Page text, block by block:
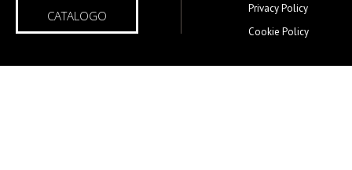
CATALOGO
Privacy Policy
Cookie Policy